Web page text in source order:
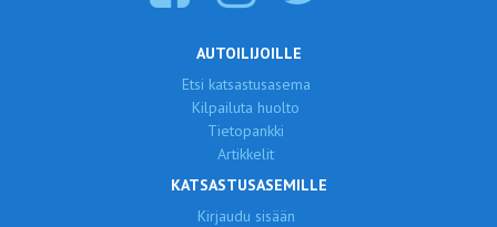
AUTOILIJOILLE
Etsi katsastusasema
Kilpailuta huolto
Tietopankki
Artikkelit
KATSASTUSASEMILLE
Kirjaudu sisään